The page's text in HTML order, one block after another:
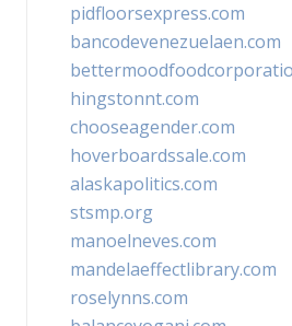
pidfloorsexpress.com
bancodevenezuelaen.com
hingstonnt.com
chooseagender.com
hoverboardssale.com
alaskapolitics.com
stsmp.org
manoelneves.com
mandelaeffectlibrary.com
roselynns.com